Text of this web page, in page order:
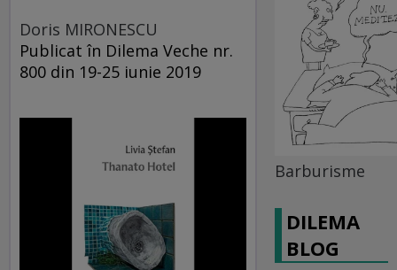
Doris MIRONESCU
Publicat în Dilema Veche nr.
800 din 19-25 iunie 2019
Barburisme
DILEMA
BLOG